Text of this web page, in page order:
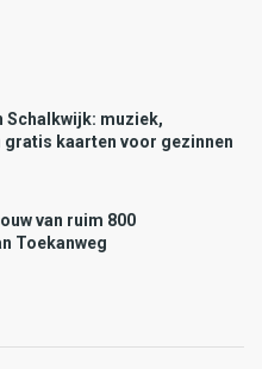
Schalkwijk: muziek,
gratis kaarten voor gezinnen
van ruim 800
Toekanweg